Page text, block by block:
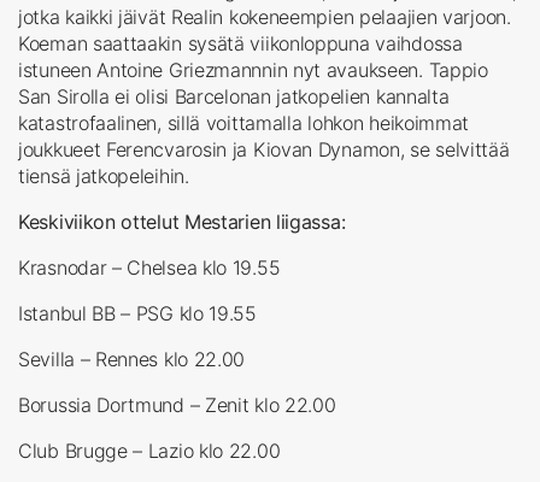
jotka kaikki jäivät Realin kokeneempien pelaajien varjoon.
Koeman saattaakin sysätä viikonloppuna vaihdossa
istuneen Antoine Griezmannnin nyt avaukseen. Tappio
San Sirolla ei olisi Barcelonan jatkopelien kannalta
katastrofaalinen, sillä voittamalla lohkon heikoimmat
joukkueet Ferencvarosin ja Kiovan Dynamon, se selvittää
tiensä jatkopeleihin.
Keskiviikon ottelut Mestarien liigassa:
Krasnodar – Chelsea klo 19.55
Istanbul BB – PSG klo 19.55
Sevilla – Rennes klo 22.00
Borussia Dortmund – Zenit klo 22.00
Club Brugge – Lazio klo 22.00